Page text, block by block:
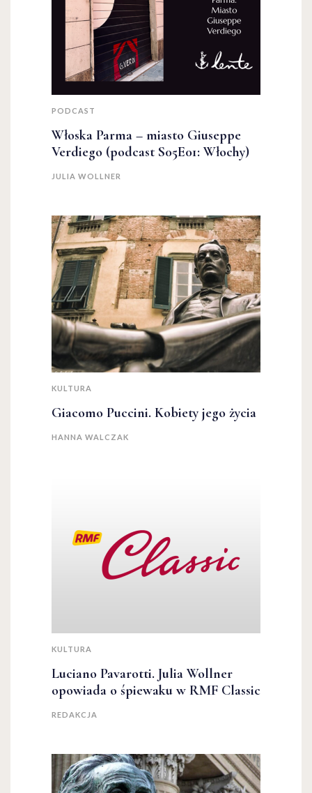
PODCAST
Włoska Parma – miasto Giuseppe
Verdiego (podcast S05E01: Włochy)
JULIA WOLLNER
KULTURA
Giacomo Puccini. Kobiety jego życia
HANNA WALCZAK
KULTURA
Luciano Pavarotti. Julia Wollner
opowiada o śpiewaku w RMF Classic
REDAKCJA